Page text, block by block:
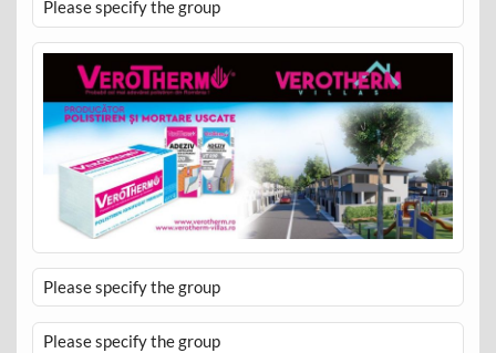
Please specify the group
Please specify the group
Please specify the group